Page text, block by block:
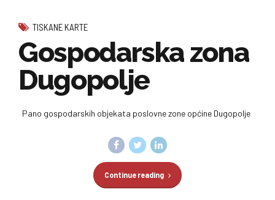
TISKANE KARTE
Gospodarska zona
Dugopolje
Pano gospodarskih objekata poslovne zone općine Dugopolje
Continue reading